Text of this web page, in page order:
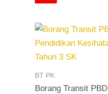
BT PK
Borang Transit PBD